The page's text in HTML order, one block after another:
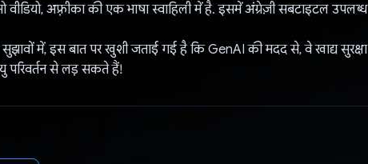
वीडियो, अफ़्रीका की एक भाषा स्वाहिली में है. इसमें अंग्रेज़ी सबटाइटल उपलब्ध
में, इस बात पर खुशी जताई गई है कि GenAI की मदद से, वे खाद्य सुरक्षा
परिवर्तन से लड़ सकते हैं!